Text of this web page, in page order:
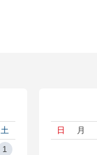
土
1
日 月